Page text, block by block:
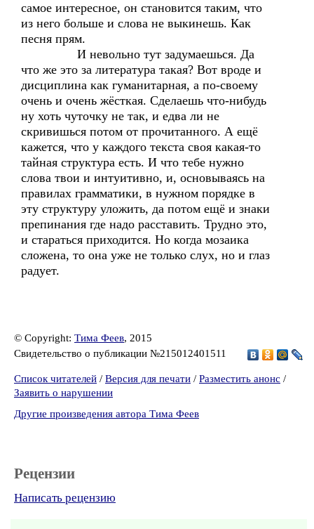
самое интересное, он становится таким, что
из него больше и слова не выкинешь. Как
песня прям.
И невольно тут задумаешься. Да
что же это за литература такая? Вот вроде и
дисциплина как гуманитарная, а по-своему
очень и очень жёсткая. Сделаешь что-нибудь
ну хоть чуточку не так, и едва ли не
скривишься потом от прочитанного. А ещё
кажется, что у каждого текста своя какая-то
тайная структура есть. И что тебе нужно
слова твои и интуитивно, и, основываясь на
правилах грамматики, в нужном порядке в
эту структуру уложить, да потом ещё и знаки
препинания где надо расставить. Трудно это,
и стараться приходится. Но когда мозаика
сложена, то она уже не только слух, но и глаз
радует.
© Copyright: Тима Феев, 2015
Свидетельство о публикации №215012401511
Список читателей / Версия для печати / Разместить анонс /
Заявить о нарушении
Другие произведения автора Тима Феев
Рецензии
Написать рецензию